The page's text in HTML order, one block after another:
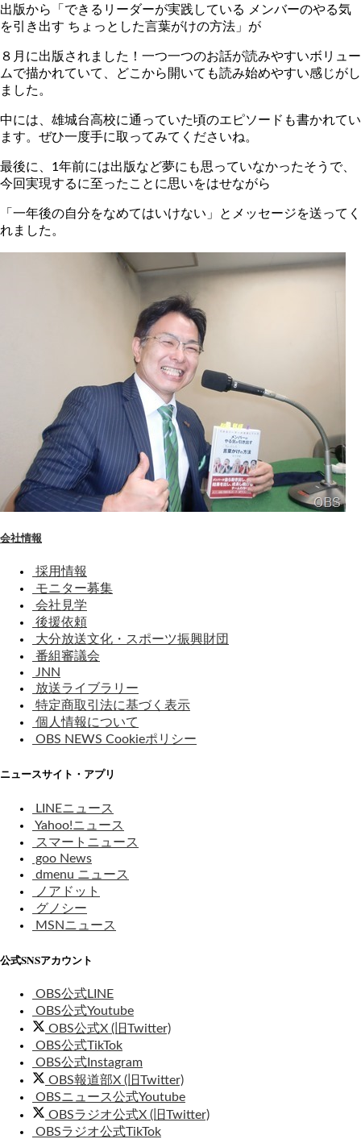
出版から「できるリーダーが実践している メンバーのやる気
を引き出す ちょっとした言葉がけの方法」が
８月に出版されました！一つ一つのお話が読みやすいボリュー
ムで描かれていて、どこから開いても読み始めやすい感じがし
ました。
中には、雄城台高校に通っていた頃のエピソードも書かれてい
ます。ぜひ一度手に取ってみてくださいね。
最後に、1年前には出版など夢にも思っていなかったそうで、
今回実現するに至ったことに思いをはせながら
「一年後の自分をなめてはいけない」とメッセージを送ってく
れました。
会社情報
採用情報
モニター募集
会社見学
後援依頼
大分放送文化・スポーツ振興財団
番組審議会
JNN
放送ライブラリー
特定商取引法に基づく表示
個人情報について
OBS NEWS Cookieポリシー
ニュースサイト・アプリ
LINEニュース
Yahoo!ニュース
スマートニュース
goo News
dmenu ニュース
ノアドット
グノシー
MSNニュース
公式SNSアカウント
OBS公式LINE
OBS公式Youtube
OBS公式X (旧Twitter)
OBS公式TikTok
OBS公式Instagram
OBS報道部X (旧Twitter)
OBSニュース公式Youtube
OBSラジオ公式X (旧Twitter)
OBSラジオ公式TikTok